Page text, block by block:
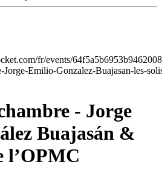
- Jorge
Buajasán &
l’OPMC